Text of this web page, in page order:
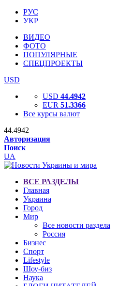
РУС
УКР
ВИДЕО
ФОТО
ПОПУЛЯРНЫЕ
СПЕЦПРОЕКТЫ
USD
USD 44.4942
EUR 51.3366
Все курсы валют
44.4942
Авторизация
Поиск
UA
ВСЕ РАЗДЕЛЫ
Главная
Украина
Город
Мир
Все новости раздела
Россия
Бизнес
Спорт
Lifestyle
Шоу-биз
Наука